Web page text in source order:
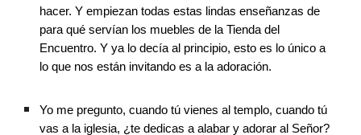
hacer. Y empiezan todas estas lindas enseñanzas de
para qué servían los muebles de la Tienda del
Encuentro. Y ya lo decía al principio, esto es lo único a
lo que nos están invitando es a la adoración.
Yo me pregunto, cuando tú vienes al templo, cuando tú
vas a la iglesia, ¿te dedicas a alabar y adorar al Señor?